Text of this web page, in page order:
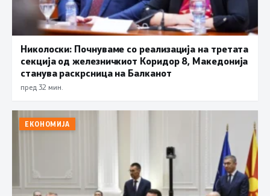
Николоски: Почнуваме со реализација на третата
секција од железничкиот Коридор 8, Македонија
станува раскрсница на Балканот
пред 32 мин.
ЕКОНОМИЈА